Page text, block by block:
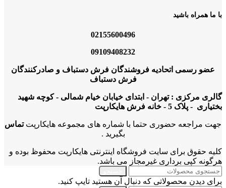
با ما همراه باشید
02155600496
09109408232
عضو رسمی اتحادیه فروشندگان فرش دستباف و صادرکنندگان
فرش دستباف
گالری مرکزی : تهران - ابتدای خیابان خیام شمالی - کوچه شهید
بختیاری - پلاک 5 - خانه فرش هایکارپت
جهت مراجعه حضوری حتما با شماره های مجموعه هایکارپتتماس
بگیرید .
کلیه حقوق برای سایت فروشگاه اینترنتی هایکارپت محفوظ بوده و
هرگونه کپی برداری غیرمجاز می باشد.
برای دیدن محصولاتی که دنبال آن هستید تایپ کنید.